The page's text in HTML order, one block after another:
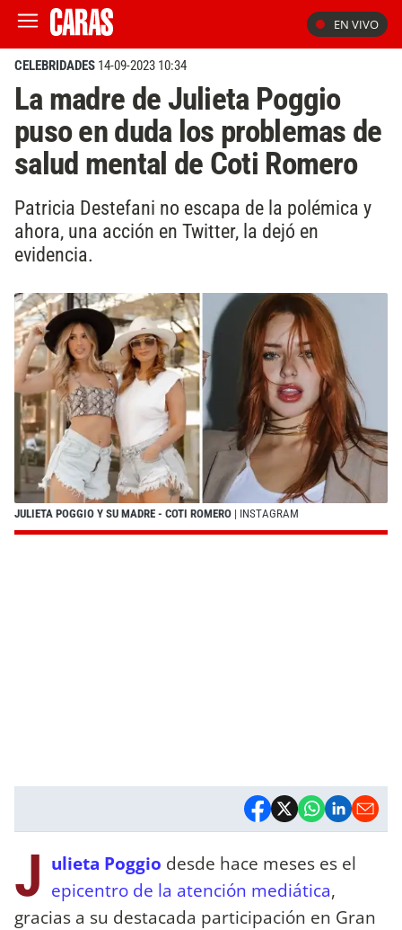
EN VIVO
CELEBRIDADES 14-09-2023 10:34
La madre de Julieta Poggio
puso en duda los problemas de
salud mental de Coti Romero
Patricia Destefani no escapa de la polémica y
ahora, una acción en Twitter, la dejó en
evidencia.
JULIETA POGGIO Y SU MADRE - COTI ROMERO | INSTAGRAM
J ulieta Poggio desde hace meses es el
epicentro de la atención mediática,
gracias a su destacada participación en Gran